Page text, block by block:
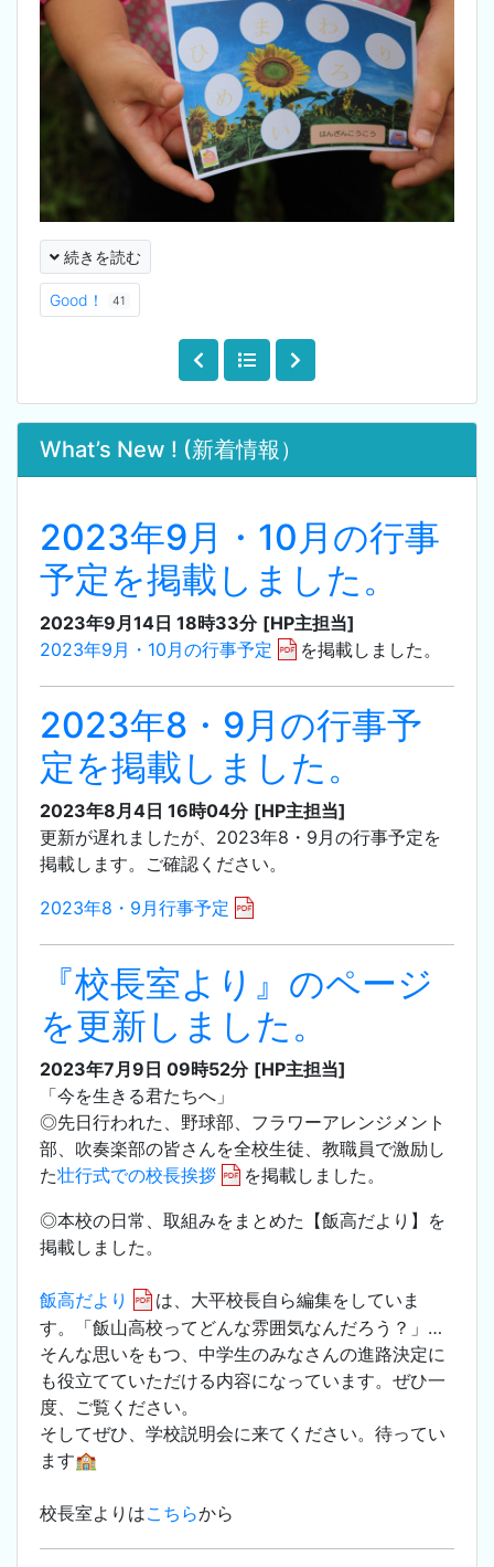
続きを読む
Good！ 41
What’s New ! (新着情報）
2023年9月・10月の行事
予定を掲載しました。
2023年9月14日 18時33分 [HP主担当]
2023年9月・10月の行事予定
を掲載しました。
2023年8・9月の行事予
定を掲載しました。
2023年8月4日 16時04分 [HP主担当]
更新が遅れましたが、2023年8・9月の行事予定を
掲載します。ご確認ください。
2023年8・9月行事予定
『校長室より』のページ
を更新しました。
2023年7月9日 09時52分 [HP主担当]
「今を生きる君たちへ」
◎先日行われた、野球部、フラワーアレンジメント
部、吹奏楽部の皆さんを全校生徒、教職員で激励し
た壮行式での校長挨拶 を掲載しました。
◎本校の日常、取組みをまとめた【飯高だより】を
掲載しました。
飯高だより
は、大平校長自ら編集をしていま
す。「飯山高校ってどんな雰囲気なんだろう？」…
そんな思いをもつ、中学生のみなさんの進路決定に
も役立てていただける内容になっています。ぜひ一
度、ご覧ください。
そしてぜひ、学校説明会に来てください。待ってい
ます🏫
校長室よりはこちらから